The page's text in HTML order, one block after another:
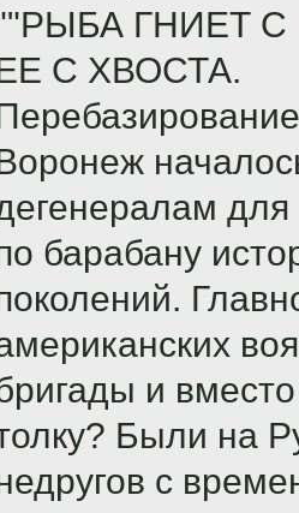
ГНИЕТ
С ХВОСТА.
для
барабану
и
Были на
с